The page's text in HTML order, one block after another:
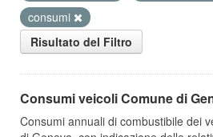
consumi
Risultato del Filtro
Consumi veicoli Comune di
Consumi annuali di combustibile dei